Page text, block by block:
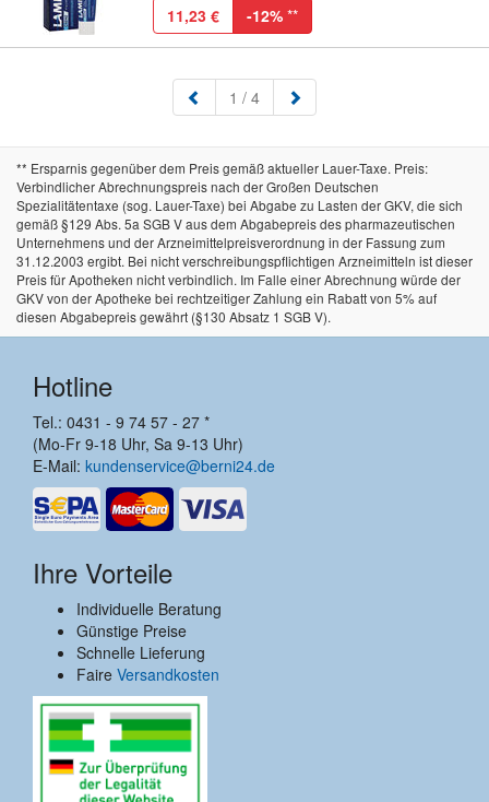
11,23 € -12% **
1 (aktuell)
/ 4
** Ersparnis gegenüber dem Preis gemäß aktueller Lauer-Taxe. Preis:
Verbindlicher Abrechnungspreis nach der Großen Deutschen
Spezialitätentaxe (sog. Lauer-Taxe) bei Abgabe zu Lasten der GKV, die sich
gemäß §129 Abs. 5a SGB V aus dem Abgabepreis des pharmazeutischen
Unternehmens und der Arzneimittelpreisverordnung in der Fassung zum
31.12.2003 ergibt. Bei nicht verschreibungspflichtigen Arzneimitteln ist dieser
Preis für Apotheken nicht verbindlich. Im Falle einer Abrechnung würde der
GKV von der Apotheke bei rechtzeitiger Zahlung ein Rabatt von 5% auf
diesen Abgabepreis gewährt (§130 Absatz 1 SGB V).
Hotline
Tel.: 0431 - 9 74 57 - 27 *
(Mo-Fr 9-18 Uhr, Sa 9-13 Uhr)
E-Mail: kundenservice@berni24.de
Ihre Vorteile
Individuelle Beratung
Günstige Preise
Schnelle Lieferung
Faire Versandkosten